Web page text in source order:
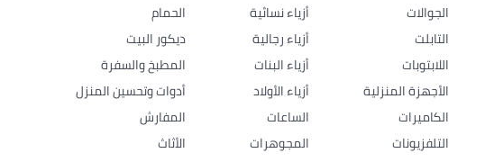
الجوالات
التابلت
اللابتوبات
الأجهزة المنزلية
الكاميرات
التلفزيونات
أزياء نسائية
أزياء رجالية
أزياء البنات
أزياء الأولاد
الساعات
المجوهرات
الحمام
ديكور البيت
المطبخ والسفرة
أدوات وتحسين المنزل
المفارش
الأثاث